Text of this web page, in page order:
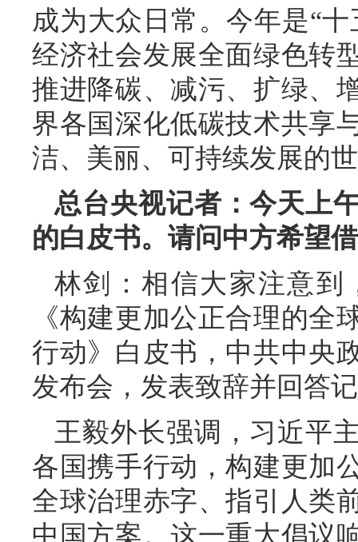
成为大众日常。今年是“
经济社会发展全面绿色转
推进降碳、减污、扩绿、
界各国深化低碳技术共享
洁、美丽、可持续发展的
总台央视记者：今天上
的白皮书。请问中方希望
林剑：相信大家注意到
《构建更加公正合理的全
行动》白皮书，中共中央
发布会，发表致辞并回答
王毅外长强调，习近平
各国携手行动，构建更加
全球治理赤字、指引人类
中国方案。这一重大倡议